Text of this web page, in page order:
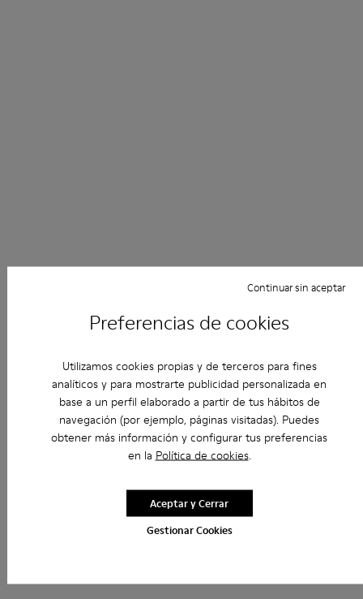
Preferencias de cookies
Utilizamos cookies propias y de terceros para fines
analíticos y para mostrarte publicidad personalizada en
base a un perfil elaborado a partir de tus hábitos de
navegación (por ejemplo, páginas visitadas). Puedes
obtener más información y configurar tus preferencias
en la Política de cookies.
Gestionar Cookies
Continuar sin aceptar
Aceptar y Cerrar